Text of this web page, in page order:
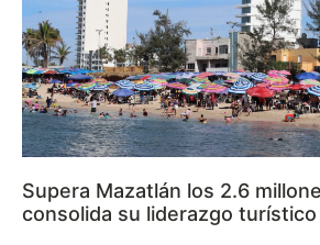
Supera Mazatlán los 2.6
consolida su liderazgo